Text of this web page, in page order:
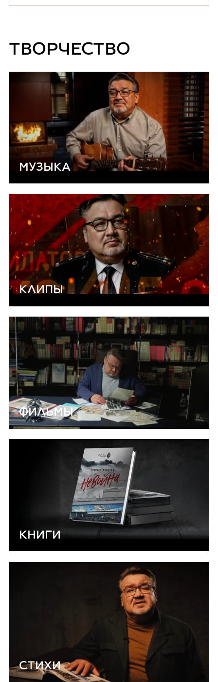
ТВОРЧЕСТВО
МУЗЫКА
КЛИПЫ
ФИЛЬМЫ
КНИГИ
СТИХИ